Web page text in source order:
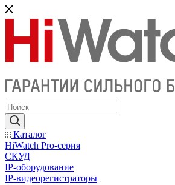
Каталог
HiWatch Pro-серия
CКУД
IP-оборудование
IP-видеорегистраторы